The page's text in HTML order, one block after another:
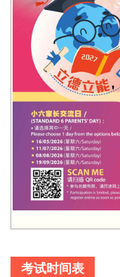
考试时间表